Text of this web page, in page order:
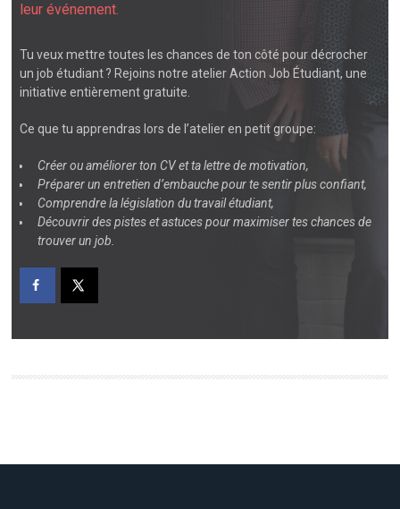
leur événement.
Tu veux mettre toutes les chances de ton côté pour décrocher
un job étudiant? Rejoins notre atelierAction Job Étudiant, une
initiative entièrement gratuite
Ce que tu apprendras lors de l’atelier en petit groupe:
Créer ou améliorer ton CV et ta lettre de motivation,
Préparer un entretien d’embauche pour te sentir plus confiant,
Comprendre la législation du travail étudiant,
Découvrir des pistes et astuces pour maximiser tes chances de
trouver un job.